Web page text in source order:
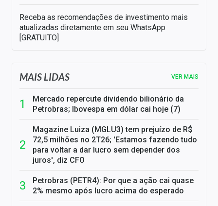
Receba as recomendações de investimento mais
atualizadas diretamente em seu WhatsApp
[GRATUITO]
MAIS LIDAS VER MAIS
Mercado repercute dividendo bilionário da
Petrobras; Ibovespa em dólar cai hoje (7)
Magazine Luiza (MGLU3) tem prejuízo de R$
72,5 milhões no 2T26; 'Estamos fazendo tudo
para voltar a dar lucro sem depender dos
juros', diz CFO
Petrobras (PETR4): Por que a ação cai quase
2% mesmo após lucro acima do esperado